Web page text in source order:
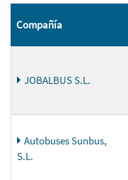
Compañía
JOBALBUS S.L.
Autobuses Sunbus,
S.L.